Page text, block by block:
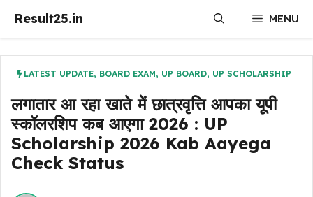
Result25.in MENU
LATEST UPDATE, BOARD EXAM, UP BOARD, UP SCHOLARSHIP
लगातार आ रहा खाते में छात्रवृत्ति आपका यूपी
स्कॉलरशिप कब आएगा 2026 : UP
Scholarship 2026 Kab Aayega
Check Status